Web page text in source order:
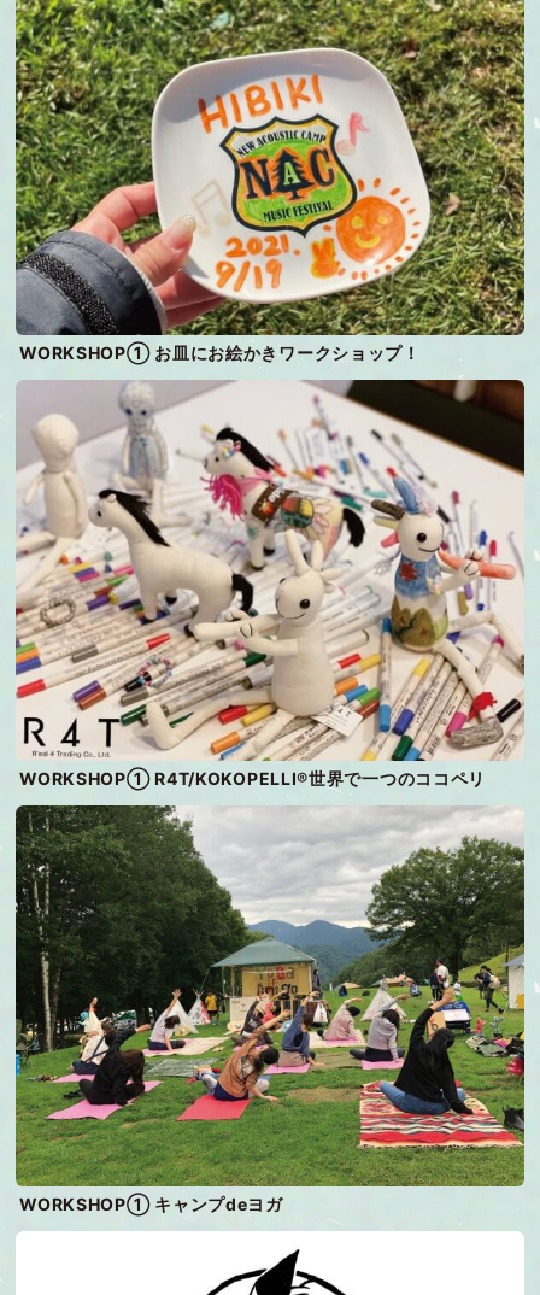
WORKSHOP① お皿にお絵かきワークショップ！
WORKSHOP① R4T/KOKOPELLI®世界で一つのココペリ
WORKSHOP① キャンプdeヨガ